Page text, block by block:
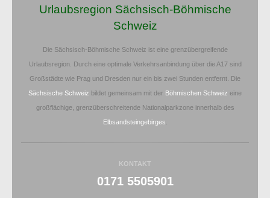
Urlaubsregion Sächsisch-Böhmische
Schweiz
Die Sächsisch-Böhmische Schweiz ist eine grenzübergreifende
Urlaubsregion. Durch eine optimale Verkehrsanbindung über die A17 sind
Großstädte wie Prag und Dresden nur ein bis zwei Stunden entfernt. Die
Sächsische Schweiz bildet gemeinsam mit der Böhmischen Schweiz eine
großflächige, grenzüberschreitende Nationalparkzone innerhalb des
Elbsandsteingebirges
KONTAKT
0171 5505901